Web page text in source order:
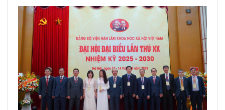
thực tế tại thành phố Hồ Chí Minh
Hội thảo khoa học quốc gia “Danh nhân văn hóa Lê Quý Đôn -
Di sản và giá trị thời đại”